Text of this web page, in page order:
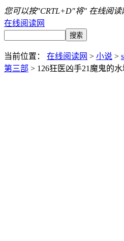
您可以按"CRTL+D"将" 在线阅读
在线阅读网
当前位置： 在线阅读网 > 小说 >
第三部 > 126狂医凶手21魔鬼的